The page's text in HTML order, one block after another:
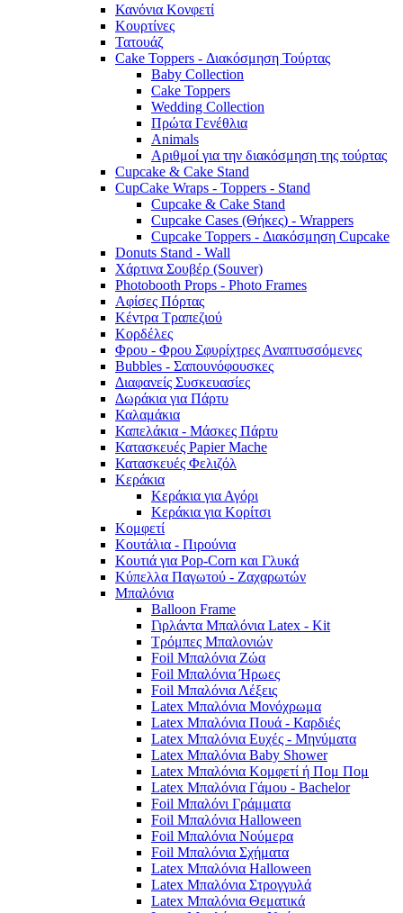
Κανόνια Κονφετί
Κουρτίνες
Τατουάζ
Cake Toppers - Διακόσμηση Τούρτας
Baby Collection
Cake Toppers
Wedding Collection
Πρώτα Γενέθλια
Animals
Αριθμοί για την διακόσμηση της τούρτας
Cupcake & Cake Stand
CupCake Wraps - Toppers - Stand
Cupcake & Cake Stand
Cupcake Cases (Θήκες) - Wrappers
Cupcake Toppers - Διακόσμηση Cupcake
Donuts Stand - Wall
Χάρτινα Σουβέρ (Souver)
Photobooth Props - Photo Frames
Αφίσες Πόρτας
Κέντρα Τραπεζιού
Κορδέλες
Φρου - Φρου Σφυρίχτρες Αναπτυσσόμενες
Bubbles - Σαπουνόφουσκες
Διαφανείς Συσκευασίες
Δωράκια για Πάρτυ
Καλαμάκια
Καπελάκια - Μάσκες Πάρτυ
Κατασκευές Papier Mache
Κατασκευές Φελιζόλ
Κεράκια
Κεράκια για Αγόρι
Κεράκια για Κορίτσι
Κομφετί
Κουτάλια - Πιρούνια
Κουτιά για Pop-Corn και Γλυκά
Κύπελλα Παγωτού - Ζαχαρωτών
Μπαλόνια
Balloon Frame
Γιρλάντα Μπαλόνια Latex - Kit
Τρόμπες Μπαλονιών
Foil Μπαλόνια Ζώα
Foil Μπαλόνια Ήρωες
Foil Μπαλόνια Λέξεις
Latex Μπαλόνια Μονόχρωμα
Latex Μπαλόνια Πουά - Καρδιές
Latex Μπαλόνια Ευχές - Μηνύματα
Latex Μπαλόνια Baby Shower
Latex Μπαλόνια Κομφετί ή Πομ Πομ
Latex Μπαλόνια Γάμου - Bachelor
Foil Μπαλόνι Γράμματα
Foil Μπαλόνια Halloween
Foil Μπαλόνια Νούμερα
Foil Μπαλόνια Σχήματα
Latex Μπαλόνια Halloween
Latex Μπαλόνια Στρογγυλά
Latex Μπαλόνια Θεματικά